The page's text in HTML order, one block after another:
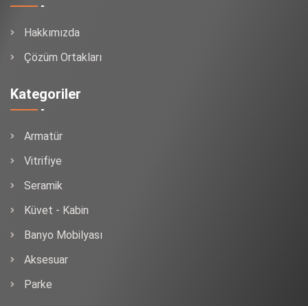
Hakkımızda
Çözüm Ortakları
Kategoriler
Armatür
Vitrifiye
Seramik
Küvet - Kabin
Banyo Mobilyası
Aksesuar
Parke